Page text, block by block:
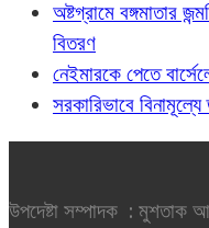
অষ্টগ্রামে বঙ্গমাতার
বিতরণ
নেইমারকে পেতে
সরকারিভাবে
উপদেষ্টা সম্পাদক : মুশতাক